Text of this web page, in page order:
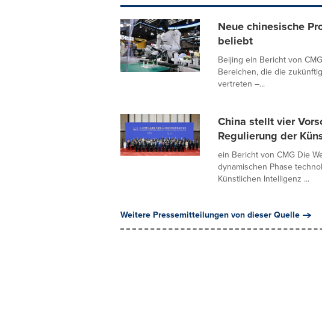
Neue chinesische
beliebt
Beijing ein Bericht von
Bereichen, die die
vertreten –...
China stellt vier
Regulierung der
ein Bericht von CMG Die
dynamischen Phase
Künstlichen Intelligenz ...
Weitere Pressemitteilungen von dieser Quelle